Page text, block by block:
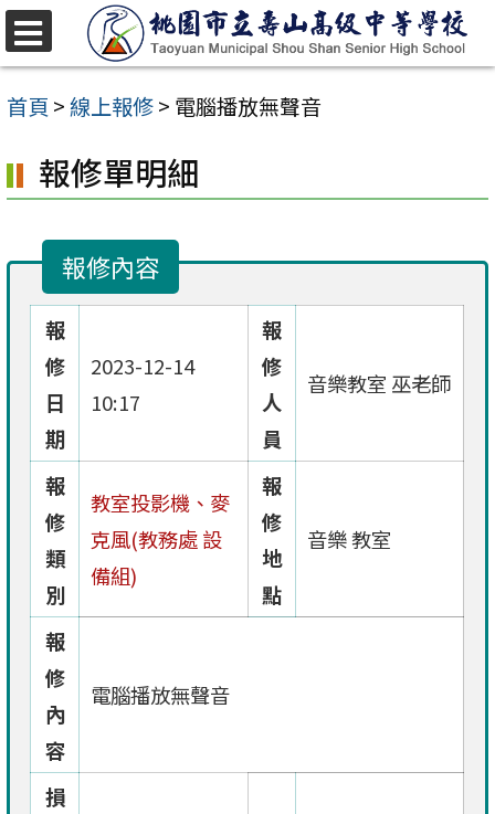
跳
至
主
內
容
首頁 >線上報修> 電腦播放無聲音
報修單明細
報修內容
報
修
日
期
2023-12-14
10:17
報
修
人
員
音樂教室 巫老師
報
修
類
別
教室投影機、麥
克風(教務處 設
備組)
報
修
地
點
音樂 教室
報
修
內
容
電腦播放無聲音
損
選
單